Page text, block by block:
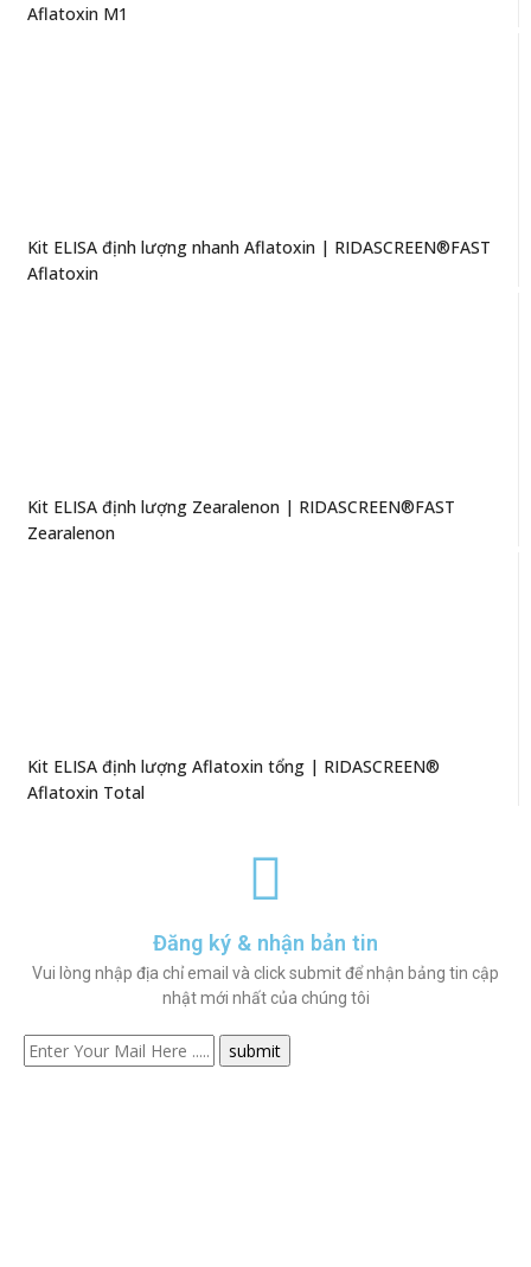
Aflatoxin M1
Kit ELISA định lượng nhanh Aflatoxin | RIDASCREEN®FAST
Aflatoxin
Kit ELISA định lượng Zearalenon | RIDASCREEN®FAST
Zearalenon
Kit ELISA định lượng Aflatoxin tổng | RIDASCREEN®
Aflatoxin Total
Đăng ký & nhận bản tin
Vui lòng nhập địa chỉ email và click submit để nhận bảng tin cập
nhật mới nhất của chúng tôi